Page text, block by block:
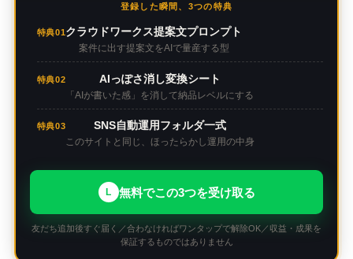
登録した瞬間、3つの特典
特典01クラウドワークス提案文プロンプト
案件に出す提案文をAIで量産する型
特典02 AIっぽさ消し変換シート
「AIが書いた感」を消して納品レベルにする
特典03 SNS自動運用フォルダ一式
このサイトと同じ、ほったらかし運用の中身
L 無料でこの3つを受け取る
友だち追加後すぐ届く／合わなければワンタップで解除OK／収益・成果を
保証するものではありません